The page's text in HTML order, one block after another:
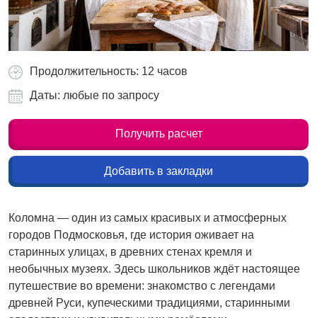
Продолжительность: 12 часов
Даты: любые по запросу
Получить расчет
Добавить в закладки
Коломна — один из самых красивых и атмосферных
городов Подмосковья, где история оживает на
старинных улицах, в древних стенах кремля и
необычных музеях. Здесь школьников ждёт настоящее
путешествие во времени: знакомство с легендами
древней Руси, купеческими традициями, старинными